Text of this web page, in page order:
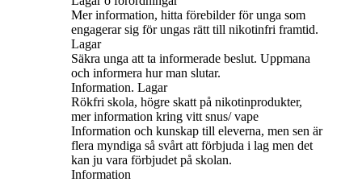
Mer information, hitta förebilder för unga som
engagerar sig för ungas rätt till nikotinfri framtid.
Lagar
Säkra unga att ta informerade beslut. Uppmana
och informera hur man slutar.
Information. Lagar
Rökfri skola, högre skatt på nikotinprodukter,
mer information kring vitt snus/ vape
Information och kunskap till eleverna, men sen är
flera myndiga så svårt att förbjuda i lag men det
kan ju vara förbjudet på skolan.
Information